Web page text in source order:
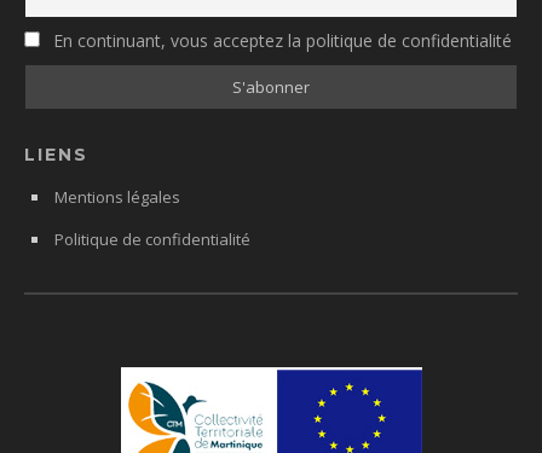
En continuant, vous acceptez la politique de confidentialité
LIENS
Mentions légales
Politique de confidentialité